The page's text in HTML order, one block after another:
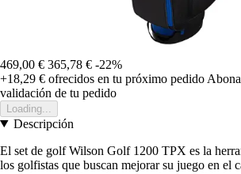
469,00 € 365,78 € -22%
+18,29 € ofrecidos en tu próximo pedido
validación de tu pedido
Loading...
Descripción
El set de golf Wilson Golf 1200 TPX es la
los golfistas que buscan mejorar su juego en el